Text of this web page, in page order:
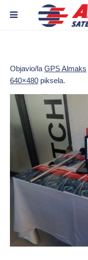
Objavio/la GPS Almaks
640×480 piksela.